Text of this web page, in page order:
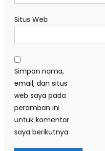
Situs Web
Simpan nama,
email, dan situs
web saya pada
peramban ini
untuk komentar
saya berikutnya.